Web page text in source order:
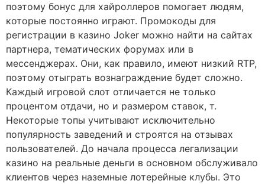
поэтому бонус для хайроллеров помогает людям,
которые постоянно играют. Промокоды для
регистрации в казино Joker можно найти на сайтах
партнера, тематических форумах или в
мессенджерах. Они, как правило, имеют низкий RTP,
поэтому отыграть вознаграждение будет сложно.
Каждый игровой слот отличается не только
процентом отдачи, но и размером ставок, т.
Некоторые топы учитывают исключительно
популярность заведений и строятся на отзывах
пользователей. До начала процесса легализации
казино на реальные деньги в основном обслуживало
клиентов через наземные лотерейные клубы. Это